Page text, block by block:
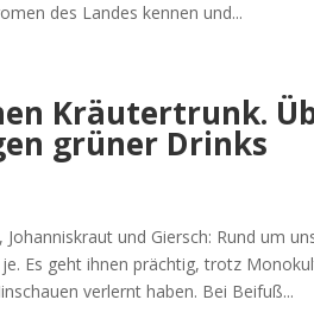
des Landes kennen und...
Kräutertrunk.
grüner Drinks
und Giersch: Rund um
Es geht ihnen prächtig, trotz
verlernt haben. Bei Beifuß...